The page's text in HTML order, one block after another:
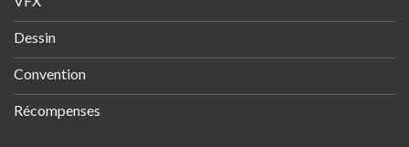
Dessin
Convention
Récompenses